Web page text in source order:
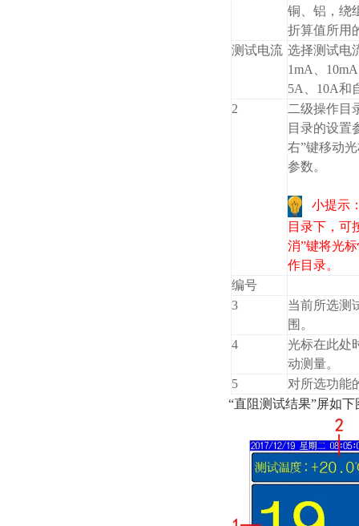
铜、铝，绕
折算值所用
测试电流 选择测试电
1mA、
5A、10A和
2
二级操作目
目录的设置
右”键移动
参数。
小提示
目录下，可
消”键将光
作目录。
编号
3
当前所选测
围。
4
光标在此处
动测量。
5
对所选功能
“直阻测试结果”屏如下